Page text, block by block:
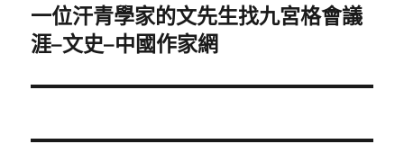
下
一
文
一位汗青學家的文先生找九宮格會議
涯–文史–中國作家網